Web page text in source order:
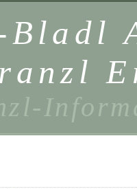
Bladl